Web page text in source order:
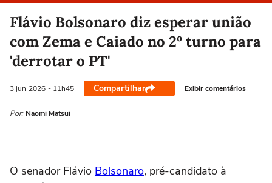
Flávio Bolsonaro diz esperar união
com Zema e Caiado no 2º turno para
'derrotar o PT'
3 jun 2026 - 11h45 Compartilhar Exibir comentários
Por: Naomi Matsui
O senador Flávio Bolsonaro, pré-candidato à